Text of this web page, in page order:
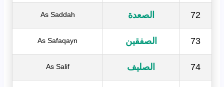
72 الصعدة As Saddah
73 الصفقين As Safaqayn
74 الصليف As Salif